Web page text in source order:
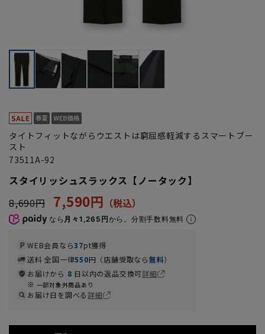
タイトフィットながらウエストは窮屈感軽減するスマートブー
スト
73511A-92
スタイリッシュスラックス【ノータック】
8,690円 7,590円
なら 月々1,265円から。分割手数料無料
WEB会員なら37pt獲得
送料 全国一律550円（店舗受取なら無料）
お届けから 8 日以内の返品交換可詳細
一部対象外商品あり
お届け日を調べる詳細